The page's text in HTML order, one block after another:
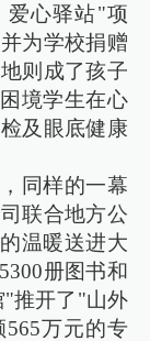
爱心驿站"项
为学校捐赠
则成了孩子
境学生在心
及眼底健康
同样的一幕
联合地方公
温暖送进大
册图书和
"推开了"山外
万元的专